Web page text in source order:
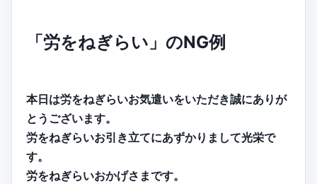
「労をねぎらい」のNG例
本日は労をねぎらいお気遣いをいただき誠にありが
とうございます。
労をねぎらいお引き立てにあずかりまして光栄で
す。
労をねぎらいおかげさまです。